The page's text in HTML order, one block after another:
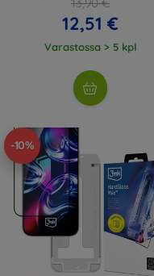
12,51 €
Varastossa > 5 kpl
-10%